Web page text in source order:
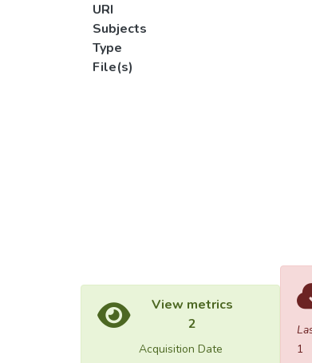
URI
Subjects
Type
File(s)
View metrics
2
Acquisition Date
1